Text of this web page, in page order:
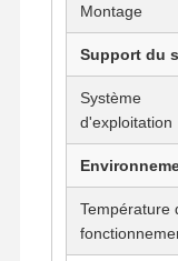
Montage
Support du
Système
d'exploitation
Température